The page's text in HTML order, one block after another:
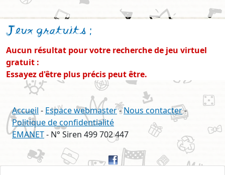
Jeux gratuits :
Aucun résultat pour votre recherche de jeu virtuel
gratuit :
Essayez d'être plus précis peut être.
Accueil - Espace webmaster-Nous contacter-
Politique de confidentialité
EMANET- N° Siren 499 702 447